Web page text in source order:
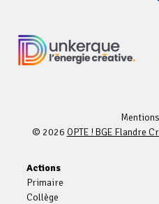
© 2026 OPTE ! BGE Flandre
Actions
Primaire
Collège